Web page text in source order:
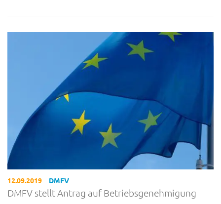
12.09.2019 DMFV
DMFV stellt Antrag auf Betriebsgenehmigung